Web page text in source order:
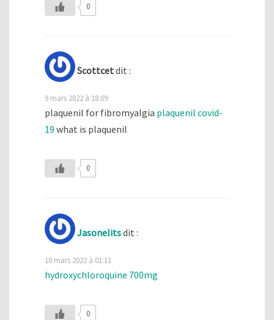
0
Scottcetdit :
9 mars 2022 à 18:09
plaquenil for fibromyalgia plaquenil covid-
19 what is plaquenil
0
Jasonelitsdit :
10 mars 2022 à 01:11
hydroxychloroquine 700mg
0